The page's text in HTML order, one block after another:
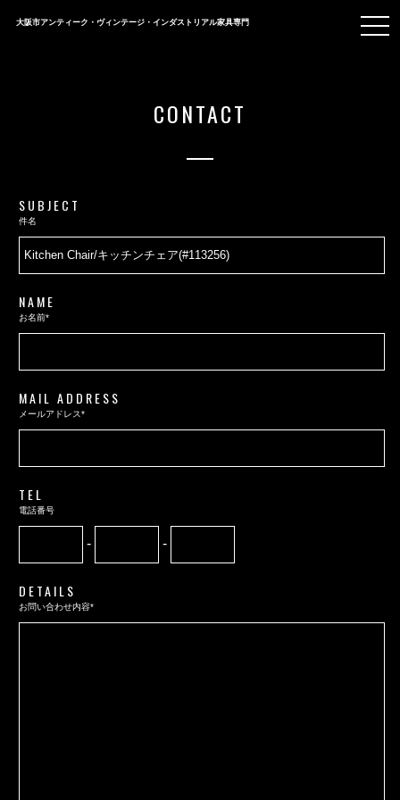
大阪市アンティーク・ヴィンテージ・インダストリアル家具専門
CONTACT
SUBJECT
件名
NAME
お名前*
MAIL ADDRESS
メールアドレス*
TEL
電話番号
- -
DETAILS
お問い合わせ内容*